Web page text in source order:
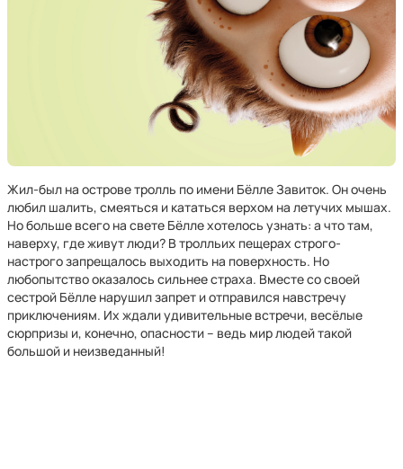
Жил-был на острове тролль по имени Бёлле Завиток. Он очень
любил шалить, смеяться и кататься верхом на летучих мышах.
Но больше всего на свете Бёлле хотелось узнать: а что там,
наверху, где живут люди? В тролльих пещерах строго-
настрого запрещалось выходить на поверхность. Но
любопытство оказалось сильнее страха. Вместе со своей
сестрой Бёлле нарушил запрет и отправился навстречу
приключениям. Их ждали удивительные встречи, весёлые
сюрпризы и, конечно, опасности – ведь мир людей такой
большой и неизведанный!